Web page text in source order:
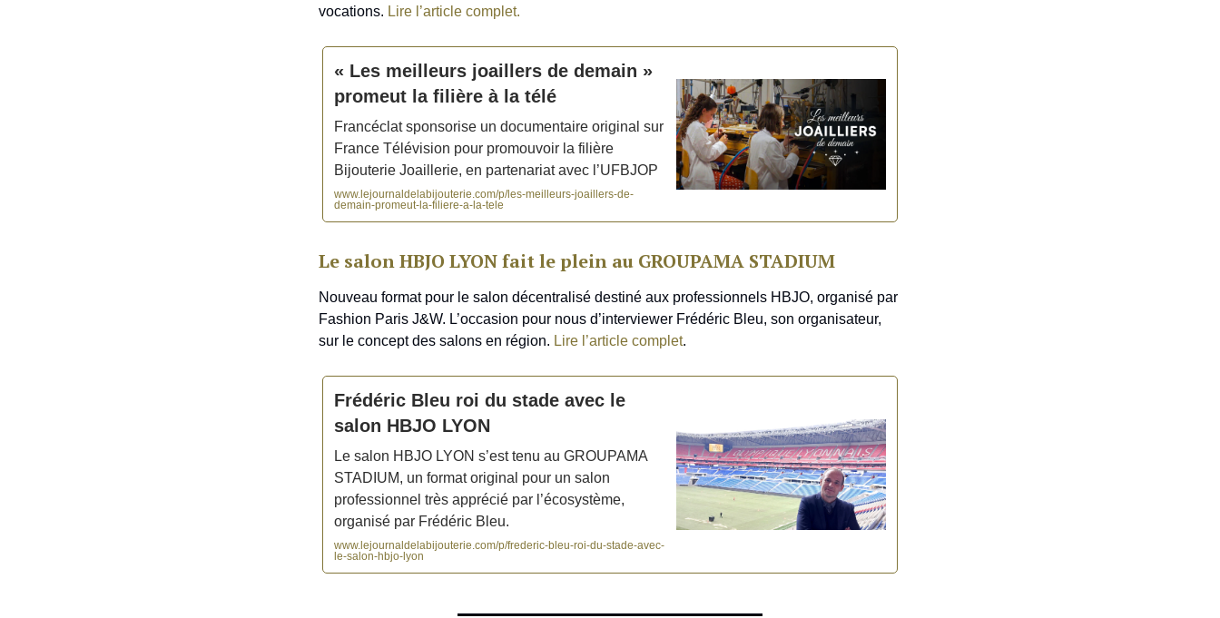
vocations. Lire l’article complet.
« Les meilleurs joaillers de demain »
promeut la filière à la télé
Francéclat sponsorise un documentaire original sur
France Télévision pour promouvoir la filière
Bijouterie Joaillerie, en partenariat avec l’UFBJOP
www.lejournaldelabijouterie.com/p/les-meilleurs-joaillers-de-
demain-promeut-la-filiere-a-la-tele
Le salon HBJO LYON fait le plein au GROUPAMA STADIUM
Nouveau format pour le salon décentralisé destiné aux professionnels HBJO, organisé par
Fashion Paris J&W. L’occasion pour nous d’interviewer Frédéric Bleu, son organisateur,
sur le concept des salons en région. Lire l’article complet.
Frédéric Bleu roi du stade avec le
salon HBJO LYON
Le salon HBJO LYON s’est tenu au GROUPAMA
STADIUM, un format original pour un salon
professionnel très apprécié par l’écosystème,
organisé par Frédéric Bleu.
www.lejournaldelabijouterie.com/p/frederic-bleu-roi-du-stade-avec-
le-salon-hbjo-lyon